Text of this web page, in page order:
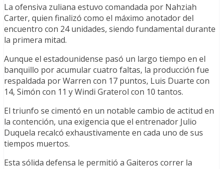
La ofensiva zuliana estuvo comandada por Nahziah
Carter, quien finalizó como el máximo anotador del
encuentro con 24 unidades, siendo fundamental durante
la primera mitad.
Aunque el estadounidense pasó un largo tiempo en el
banquillo por acumular cuatro faltas, la producción fue
respaldada por Warren con 17 puntos, Luis Duarte con
14, Simón con 11 y Windi Graterol con 10 tantos.
El triunfo se cimentó en un notable cambio de actitud en
la contención, una exigencia que el entrenador Julio
Duquela recalcó exhaustivamente en cada uno de sus
tiempos muertos.
Esta sólida defensa le permitió a Gaiteros correr la